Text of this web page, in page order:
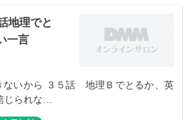
地理でと
一言
いから ３５話 地理Ｂでとるか、英
じられな…